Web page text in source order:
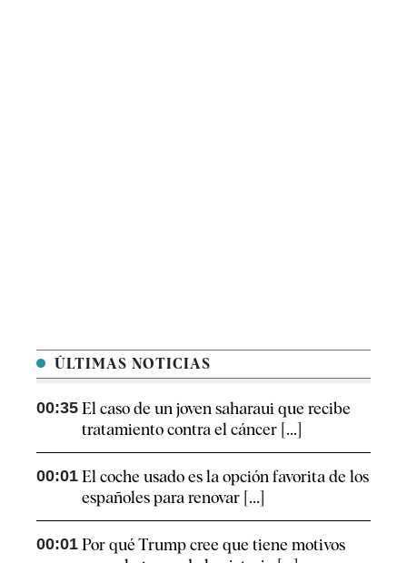
ÚLTIMAS NOTICIAS
00:35 El caso de un joven saharaui que recibe
tratamiento contra el cáncer [...]
00:01 El coche usado es la opción favorita de los
españoles para renovar [...]
00:01 Por qué Trump cree que tiene motivos